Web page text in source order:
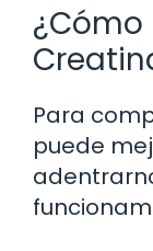
¿Cómo
Para
puede